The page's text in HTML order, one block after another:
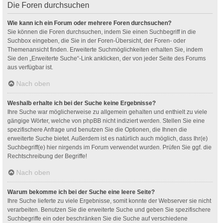
Die Foren durchsuchen
Wie kann ich ein Forum oder mehrere Foren durchsuchen?
Sie können die Foren durchsuchen, indem Sie einen Suchbegriff in die
Suchbox eingeben, die Sie in der Foren-Übersicht, der Foren- oder
Themenansicht finden. Erweiterte Suchmöglichkeiten erhalten Sie, indem
Sie den „Erweiterte Suche“-Link anklicken, der von jeder Seite des Forums
aus verfügbar ist.
Nach oben
Weshalb erhalte ich bei der Suche keine Ergebnisse?
Ihre Suche war möglicherweise zu allgemein gehalten und enthielt zu viele
gängige Wörter, welche von phpBB nicht indiziert werden. Stellen Sie eine
spezifischere Anfrage und benutzen Sie die Optionen, die Ihnen die
erweiterte Suche bietet. Außerdem ist es natürlich auch möglich, dass Ihr(e)
Suchbegriff(e) hier nirgends im Forum verwendet wurden. Prüfen Sie ggf. die
Rechtschreibung der Begriffe!
Nach oben
Warum bekomme ich bei der Suche eine leere Seite?
Ihre Suche lieferte zu viele Ergebnisse, somit konnte der Webserver sie nicht
verarbeiten. Benutzen Sie die erweiterte Suche und geben Sie spezifischere
Suchbegriffe ein oder beschränken Sie die Suche auf verschiedene